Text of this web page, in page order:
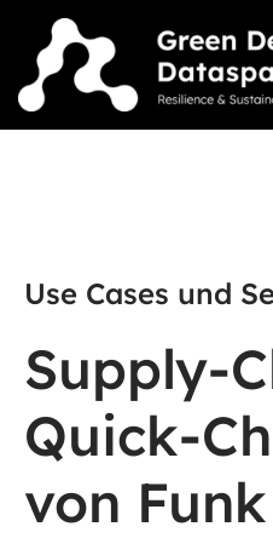
Use Cases und
Supply-
Quick-
von Funk